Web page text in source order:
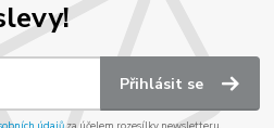
Přihlásit se